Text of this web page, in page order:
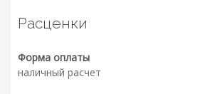
Расценки
Форма оплаты
наличный расчет